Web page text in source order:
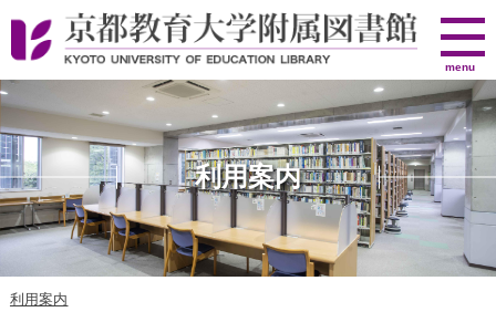
京
都
教
育
大
学
附
属
図
書
menu
利用案内
利用案内